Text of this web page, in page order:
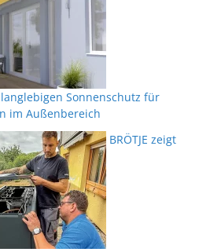
langlebigen Sonnenschutz für
im Außenbereich
BRÖTJE zeigt